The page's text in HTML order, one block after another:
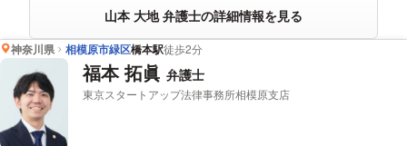
山本 大地 弁護士の詳細情報を見る
神奈川県 相模原市緑区橋本駅徒歩2分
福本 拓眞 弁護士
東京スタートアップ法律事務所相模原支店